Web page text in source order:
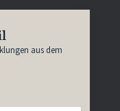
aus dem